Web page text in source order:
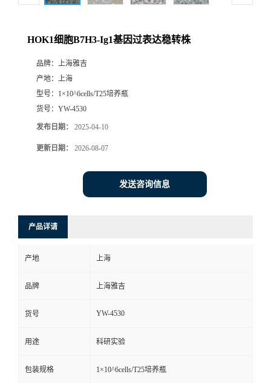
HOK1细胞B7H3-Ig1基因过表达稳转株
品牌： 上海雅吉
产地： 上海
型号： 1×10^6cells/T25培养瓶
货号： YW-4530
发布日期： 2025-04-10
更新日期： 2026-08-07
发送咨询信息
产品详请
产地 上海
品牌 上海雅吉
货号 YW-4530
用途 科研实验
包装规格 1×10^6cells/T25培养瓶